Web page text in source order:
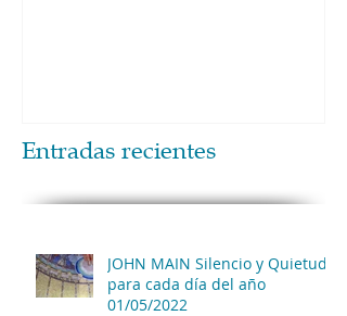
Entradas recientes
JOHN MAIN Silencio y Quietud
para cada día del año
01/05/2022